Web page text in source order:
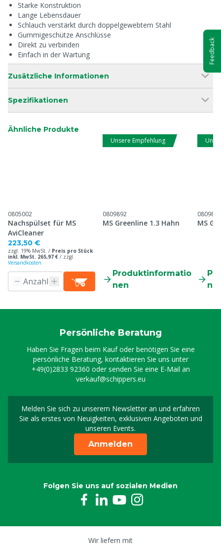
Starke Konstruktion
Lange Lebensdauer
Schlauch verstärkt durch doppelgewebtem Stahl
Gummigeschütze Anschlüsse
Direkt zu verbinden
Einfach in der Wartung
Zusätzliche Informationen
Spezifikationen
Ähnliche Produkte
0805002
Nachspülset für MS
AviCleaner
223,50 €
zzgl. 19% MwSt. / Preis pro Stück
inkl. MwSt. 265,97 € / zzgl.
Versandkosten
Unsere Empfehlung
0809892
MS Greenline 1.3 Hahn
Produktinformatio
nen
0809893
MS
Persönliche Beratung
Haben Sie Fragen beim Kauf oder benötigen Sie eine
persönliche Beratung, kontaktieren Sie uns unter
+49(0)2833 92360 oder senden Sie eine E-Mail an
verkauf@schippers.eu
Melden Sie sich zu unserem Newsletter an und erfahren
Sie als erstes von Neuigkeiten, exklusiven Angeboten und
unseren Events.
Melden Sie sich für
Anmelden
Folgen Sie uns auf sozialen Medien
Wir liefern mit
Feedback